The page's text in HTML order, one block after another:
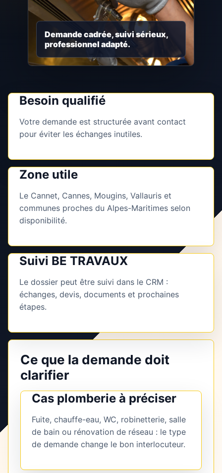
Demande cadrée, suivi sérieux,
professionnel adapté.
Besoin qualifié
Votre demande est structurée avant contact
pour éviter les échanges inutiles.
Zone utile
Le Cannet, Cannes, Mougins, Vallauris et
communes proches du Alpes-Maritimes selon
disponibilité.
Suivi BE TRAVAUX
Le dossier peut être suivi dans le CRM :
échanges, devis, documents et prochaines
étapes.
Ce que la demande doit
clarifier
Cas plomberie à préciser
Fuite, chauffe-eau, WC, robinetterie, salle
de bain ou rénovation de réseau : le type
de demande change le bon interlocuteur.